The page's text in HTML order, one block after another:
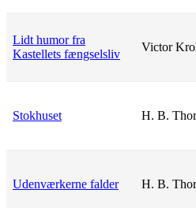
Lidt humor fra
Kastellets fængselsliv
Victor
Stokhuset H. B.
Udenværkerne falder H. B.